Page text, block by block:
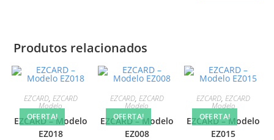
Produtos relacionados
OFERTA!
EZCARD, EZCARD
Modelo
EZCARD – Modelo
EZ018
OFERTA!
EZCARD, EZCARD
Modelo
EZCARD – Modelo
EZ008
OFERTA!
EZCARD,EZCARD
Modelo
EZCARD – Modelo
EZ015